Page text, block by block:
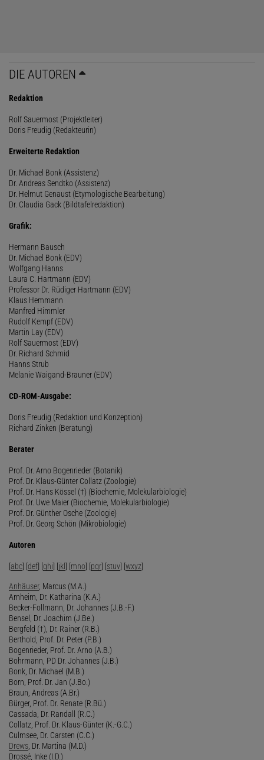
DIE AUTOREN
Redaktion
Rolf Sauermost (Projektleiter)
Doris Freudig (Redakteurin)
Erweiterte Redaktion
Dr. Michael Bonk (Assistenz)
Dr. Andreas Sendtko (Assistenz)
Dr. Helmut Genaust (Etymologische Bearbeitung)
Dr. Claudia Gack (Bildtafelredaktion)
Grafik:
Hermann Bausch
Dr. Michael Bonk (EDV)
Wolfgang Hanns
Laura C. Hartmann (EDV)
Professor Dr. Rüdiger Hartmann (EDV)
Klaus Hemmann
Manfred Himmler
Rudolf Kempf (EDV)
Martin Lay (EDV)
Rolf Sauermost (EDV)
Dr. Richard Schmid
Hanns Strub
Melanie Waigand-Brauner (EDV)
CD-ROM-Ausgabe:
Doris Freudig (Redaktion und Konzeption)
Richard Zinken (Beratung)
Berater
Prof. Dr. Arno Bogenrieder (Botanik)
Prof. Dr. Klaus-Günter Collatz (Zoologie)
Prof. Dr. Hans Kössel (†) (Biochemie, Molekularbiologie)
Prof. Dr. Uwe Maier (Biochemie, Molekularbiologie)
Prof. Dr. Günther Osche (Zoologie)
Prof. Dr. Georg Schön (Mikrobiologie)
Autoren
[abc] [def] [ghi] [jkl] [mno] [pqr] [stuv] [wxyz]
Anhäuser, Marcus (M.A.)
Arnheim, Dr. Katharina (K.A.)
Becker-Follmann, Dr. Johannes (J.B.-F.)
Bensel, Dr. Joachim (J.Be.)
Bergfeld (†), Dr. Rainer (R.B.)
Berthold, Prof. Dr. Peter (P.B.)
Bogenrieder, Prof. Dr. Arno (A.B.)
Bohrmann, PD Dr. Johannes (J.B.)
Bonk, Dr. Michael (M.B.)
Born, Prof. Dr. Jan (J.Bo.)
Braun, Andreas (A.Br.)
Bürger, Prof. Dr. Renate (R.Bü.)
Cassada, Dr. Randall (R.C.)
Collatz, Prof. Dr. Klaus-Günter (K.-G.C.)
Culmsee, Dr. Carsten (C.C.)
Drews , Dr. Martina (M.D.)
Drossé, Inke (I.D.)